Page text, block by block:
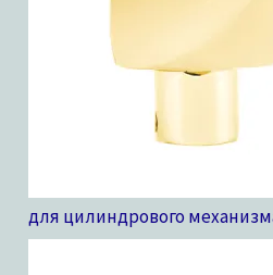
для цилиндрового